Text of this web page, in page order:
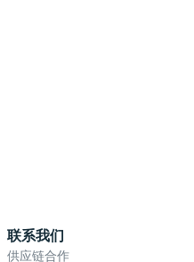
联系我们
供应链合作